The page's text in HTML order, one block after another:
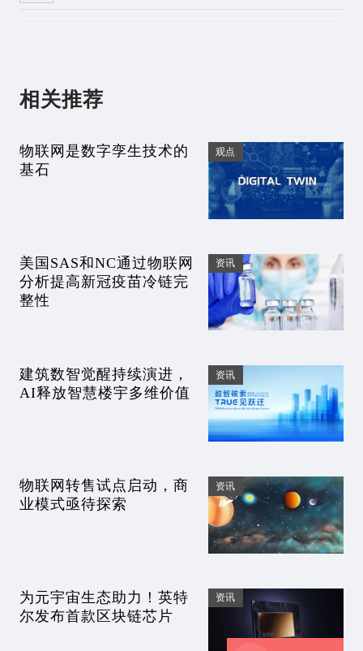
相关推荐
物联网是数字孪生技术的
基石
观点
美国SAS和NC通过物联网
分析提高新冠疫苗冷链完
整性
资讯
建筑数智觉醒持续演进，
AI释放智慧楼宇多维价值
资讯
物联网转售试点启动，商
业模式亟待探索
资讯
为元宇宙生态助力！英特
尔发布首款区块链芯片
资讯